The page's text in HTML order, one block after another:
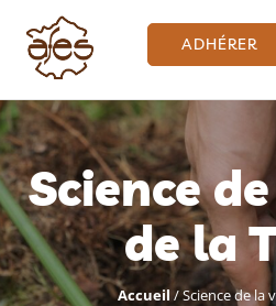
ADHÉRER
Science
de la
Accueil /Science de la